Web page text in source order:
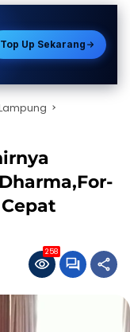
Top Up Sekarang
258